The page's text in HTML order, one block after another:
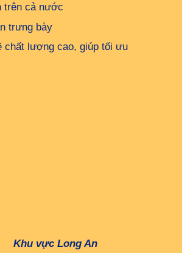
trên cả nước
trưng bày
chất lượng cao, giúp tối ưu
Khu vực Long An